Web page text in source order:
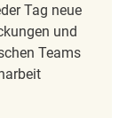
Tag neue
und
Teams